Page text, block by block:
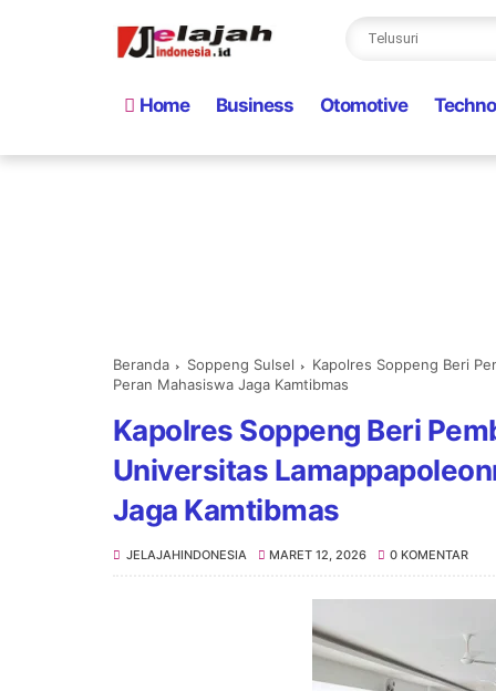
Home Business Otomotive
Beranda Soppeng Sulsel
Kapolres Soppeng Beri
Peran Mahasiswa Jaga Kamtibmas
Kapolres Soppeng Beri
Universitas
Jaga Kamtibmas
JELAJAHINDONESIA MARET 12, 2026 0 KOMENTAR